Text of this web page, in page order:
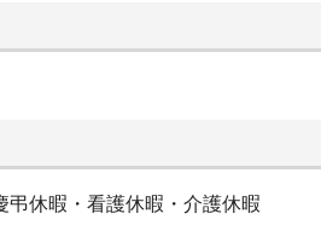
休暇・看護休暇・介護休暇